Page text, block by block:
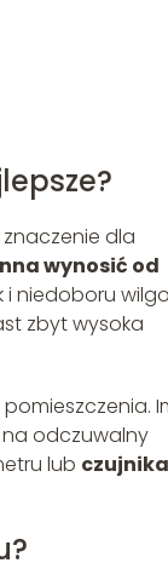
dla
wynosić od
niedoboru
zbyt wysoka
odczuwalny
lub czujnika